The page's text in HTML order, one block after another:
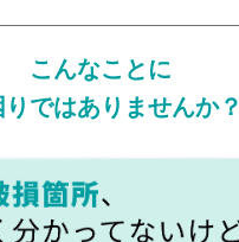
こんなことに
りではありませんか？